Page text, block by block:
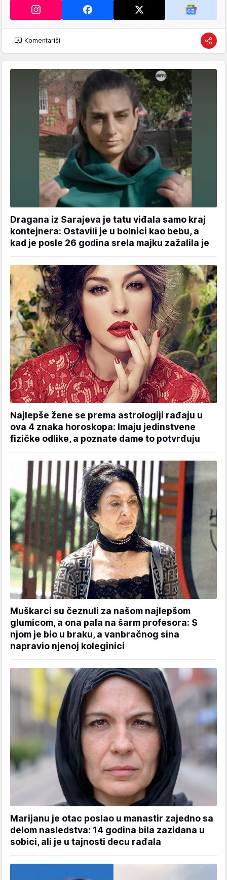
Komentariši
Dragana iz Sarajeva je tatu viđala samo kraj
kontejnera: Ostavili je u bolnici kao bebu, a
kad je posle 26 godina srela majku zažalila je
Najlepše žene se prema astrologiji rađaju u
ova 4 znaka horoskopa: Imaju jedinstvene
fizičke odlike, a poznate dame to potvrđuju
Muškarci su čeznuli za našom najlepšom
glumicom, a ona pala na šarm profesora: S
njom je bio u braku, a vanbračnog sina
napravio njenoj koleginici
Marijanu je otac poslao u manastir zajedno sa
delom nasledstva: 14 godina bila zazidana u
sobici, ali je u tajnosti decu rađala